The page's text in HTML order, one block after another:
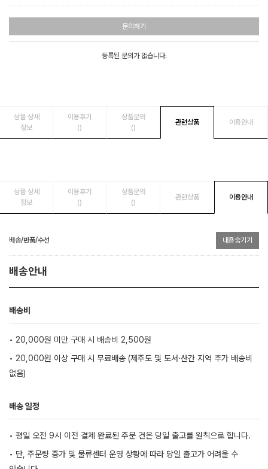
문의하기
등록된 문의가 없습니다.
상품 상세
정보
이용후기
()
상품문의
()
관련상품 이용안내
상품 상세
정보
이용후기
()
상품문의
()
관련상품 이용안내
배송/반품/수선 내용숨기기
배송안내
배송비
• 20,000원 미만 구매 시 배송비 2,500원
• 20,000원 이상 구매 시 무료배송 (제주도 및 도서·산간 지역 추가 배송비
없음)
배송 일정
• 평일 오전 9시 이전 결제 완료된 주문 건은 당일 출고를 원칙으로 합니다.
• 단, 주문량 증가 및 물류센터 운영 상황에 따라 당일 출고가 어려울 수